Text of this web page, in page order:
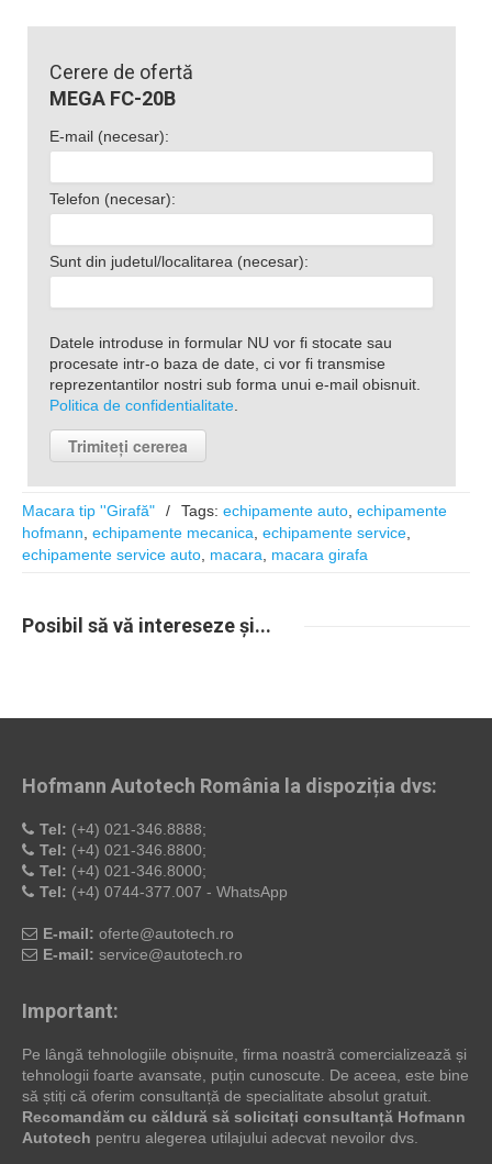
Cerere de ofertă
MEGA FC-20B
E-mail (necesar):
Telefon (necesar):
Sunt din judetul/localitarea (necesar):
Datele introduse in formular NU vor fi stocate sau
procesate intr-o baza de date, ci vor fi transmise
reprezentantilor nostri sub forma unui e-mail obisnuit.
Politica de confidentialitate
Macara tip ''Girafă" / Tags: echipamente auto echipamente
hofmann echipamente mecanica echipamente service
echipamente service auto macara macara girafa
Posibil să vă interesezeși...
Hofmann Autotech România la dispoziția dvs:
Tel: (+4) 021-346.8888;
Tel: (+4) 021-346.8800;
Tel: (+4) 021-346.8000;
Tel: (+4) 0744-377.007 - WhatsApp
E-mail: oferte@autotech.ro
E-mail: service@autotech.ro
Important:
Pe lângă tehnologiile obișnuite, firma noastră comercializează și
tehnologii foarte avansate, puțin cunoscute. De aceea, este bine
să știți că oferim consultanță de specialitate absolut gratuit.
Recomandăm cu căldură să solicitați consultanță Hofmann
Autotech pentru alegerea utilajului adecvat nevoilor dvs.